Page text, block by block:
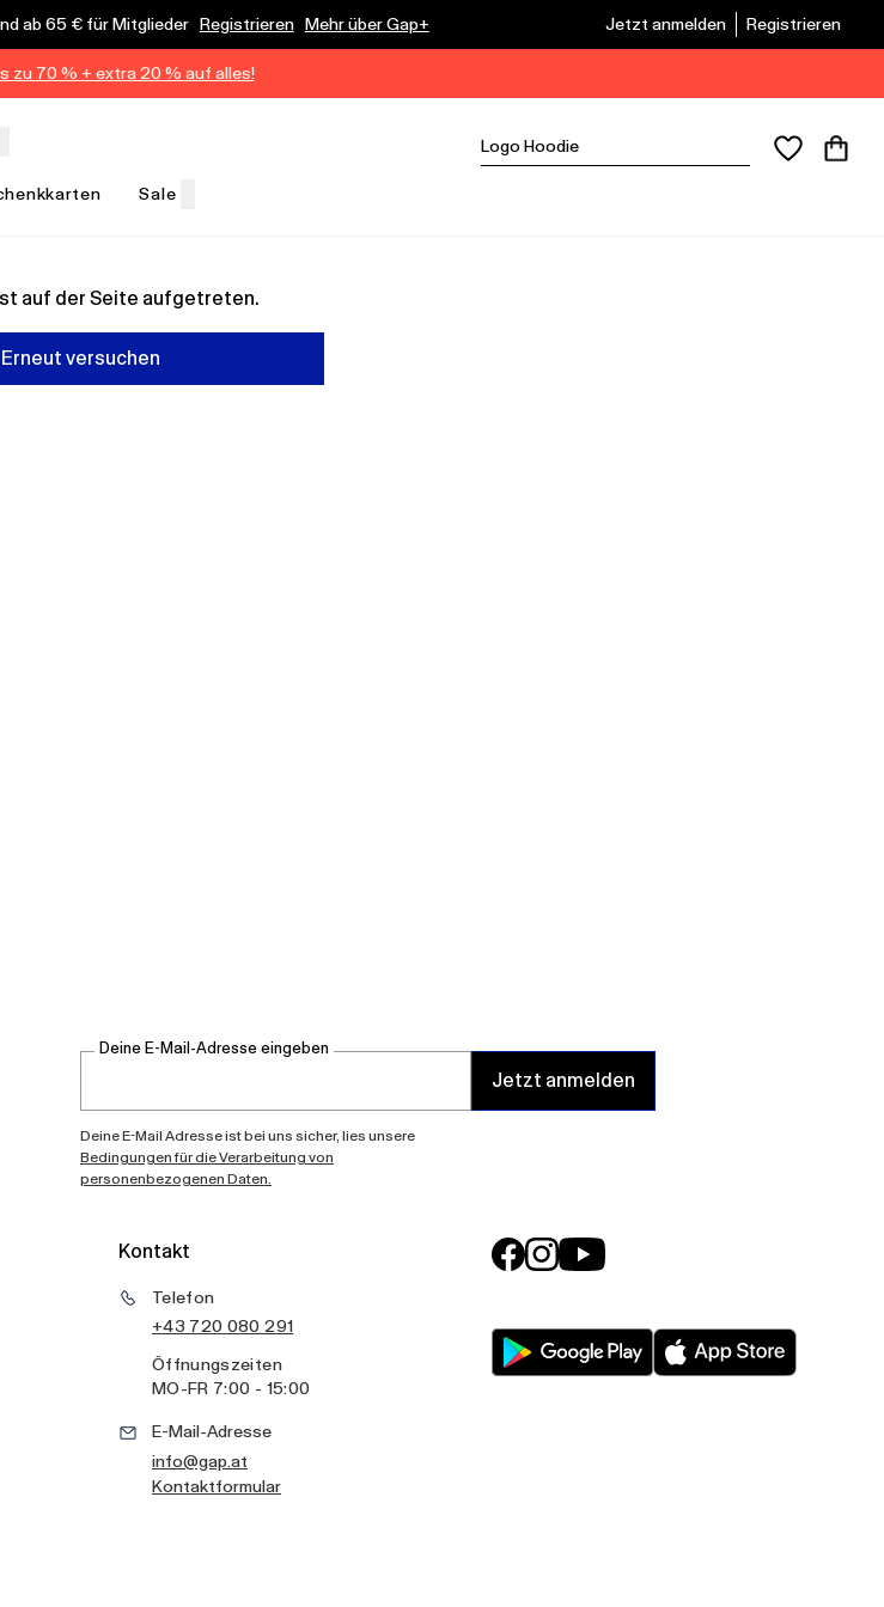
ab 65 € für Mitglieder Registrieren Mehr über Gap+ Jetzt anmelden Registrieren
zu 70 % + extra 20 % auf alles!
Sale
auf der Seite aufgetreten.
Erneut versuchen
Deine E-Mail-Adresse eingeben
Jetzt anmelden
Deine E-Mail Adresse ist bei uns sicher, lies unsere
Bedingungen für die Verarbeitung von
personenbezogenen Daten.
Kontakt
Telefon
+43 720 080 291
Öffnungszeiten
MO-FR 7:00 - 15:00
E-Mail-Adresse
info@gap.at
Kontaktformular